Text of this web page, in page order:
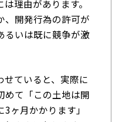
理由があります。
、開発行為の許可が
るいは既に競争が激
ていると、実際に
めて「この土地は開
ヶ月かかります」